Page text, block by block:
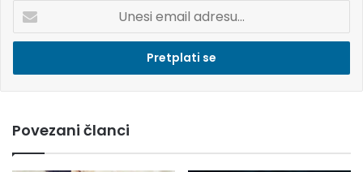
e
i
e
a
Povezani članci